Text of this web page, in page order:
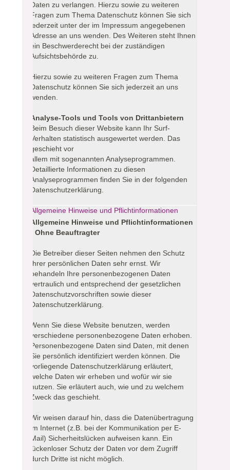
Daten zu verlangen. Hierzu sowie zu weiteren
Fragen zum Thema Datenschutz können Sie sich
jederzeit unter der im Impressum angegebenen
Adresse an uns wenden. Des Weiteren steht Ihnen
ein Beschwerderecht bei der zuständigen
Aufsichtsbehörde zu.
Hierzu sowie zu weiteren Fragen zum Thema
Datenschutz können Sie sich jederzeit an uns
wenden.
Analyse-Tools und Tools von Drittanbietern
Beim Besuch dieser Website kann Ihr Surf-
Verhalten statistisch ausgewertet werden. Das
geschieht vor
allem mit sogenannten Analyseprogrammen.
Detaillierte Informationen zu diesen
Analyseprogrammen finden Sie in der folgenden
Datenschutzerklärung.
Allgemeine Hinweise und Pflichtinformationen
Allgemeine Hinweise und Pflichtinformationen
- Ohne Beauftragter
Die Betreiber dieser Seiten nehmen den Schutz
Ihrer persönlichen Daten sehr ernst. Wir
behandeln Ihre personenbezogenen Daten
vertraulich und entsprechend der gesetzlichen
Datenschutzvorschriften sowie dieser
Datenschutzerklärung.
Wenn Sie diese Website benutzen, werden
verschiedene personenbezogene Daten erhoben.
Personenbezogene Daten sind Daten, mit denen
Sie persönlich identifiziert werden können. Die
vorliegende Datenschutzerklärung erläutert,
welche Daten wir erheben und wofür wir sie
nutzen. Sie erläutert auch, wie und zu welchem
Zweck das geschieht.
Wir weisen darauf hin, dass die Datenübertragung
im Internet (z.B. bei der Kommunikation per E-
Mail) Sicherheitslücken aufweisen kann. Ein
lückenloser Schutz der Daten vor dem Zugriff
durch Dritte ist nicht möglich.